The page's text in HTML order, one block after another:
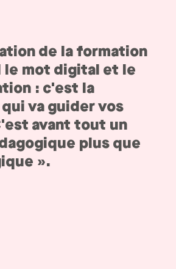
de la formation
le mot digital et le
: c'est la
va guider vos
avant tout un
plus que
».